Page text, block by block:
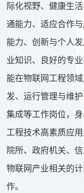
际化视野、健康生
通能力、适应合作
能力、创新与个人
业知识、良好的专
能在物联网工程领
发、运行管理与维
集成等工作岗位，
工程技术高素质应
院所、政府机关、
物联网产业相关的
作。